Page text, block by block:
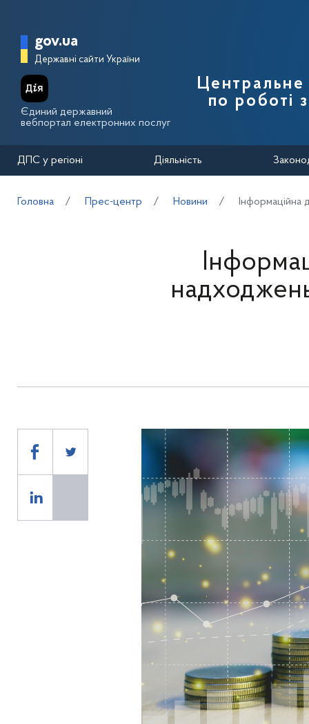
Головна сторінка Державної
gov.ua
Державні сайти України
Єдиний державний
вебпортал електронних послуг
Центральне
по роботі
ДПС у регіоні Діяльність
Головна Прес-центр Новини